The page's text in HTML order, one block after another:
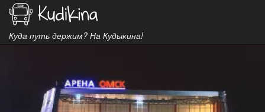
Куда путь держим? На Кудыкина!